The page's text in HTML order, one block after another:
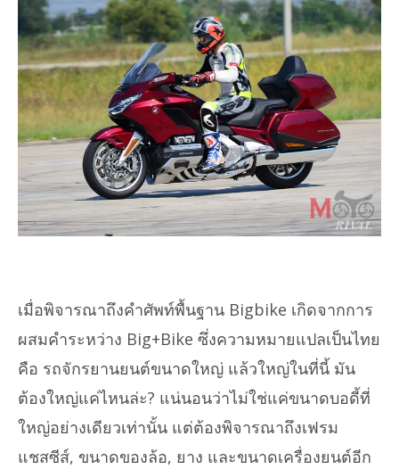
เมื่อพิจารณาถึงคำศัพท์พื้นฐาน Bigbike เกิดจากการ
ผสมคำระหว่าง Big+Bike ซึ่งความหมายแปลเป็นไทย
คือ รถจักรยานยนต์ขนาดใหญ่ แล้วใหญ่ในที่นี้ มัน
ต้องใหญ่แค่ไหนล่ะ? แน่นอนว่าไม่ใช่แค่ขนาดบอดี้ที่
ใหญ่อย่างเดียวเท่านั้น แต่ต้องพิจารณาถึงเฟรม
แชสซีส์, ขนาดของล้อ, ยาง และขนาดเครื่องยนต์อีก